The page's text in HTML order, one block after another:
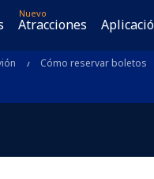
Nuevo
Atracciones
Cómo reservar boletos